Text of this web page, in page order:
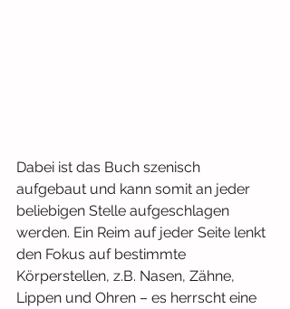
Dabei ist das Buch szenisch
aufgebaut und kann somit an jeder
beliebigen Stelle aufgeschlagen
werden. Ein Reim auf jeder Seite lenkt
den Fokus auf bestimmte
Körperstellen, z.B. Nasen, Zähne,
Lippen und Ohren – es herrscht eine